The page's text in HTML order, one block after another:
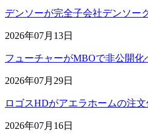
デンソーが完全子会社デンソー
2026年07月13日
フューチャーがMBOで非公開化
2026年07月29日
ロゴスHDがアエラホームの注
2026年07月16日